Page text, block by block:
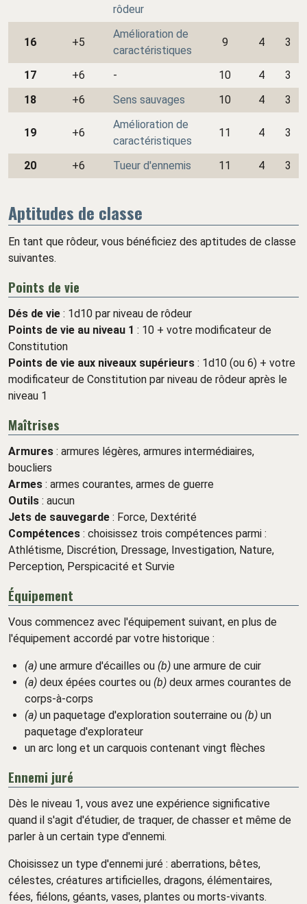
rôdeur
16 +5
Amélioration de
caractéristiques
9 4 3
17 +6 - 10 4
3
18
+6 Sens sauvages 10 4 3
19 +6
Amélioration de
caractéristiques
11 4 3
20 +6 Tueur d'ennemis 11 4 3
Aptitudes de classe
En tant que rôdeur, vous bénéficiez des aptitudes de classe
suivantes.
Points de vie
Dés de vie : 1d10 par niveau de rôdeur
Points de vie au niveau 1 : 10 + votre modificateur de
Constitution
Points de vie aux niveaux supérieurs : 1d10 (ou 6) + votre
modificateur de Constitution par niveau de rôdeur après le
niveau 1
Maîtrises
Armures : armures légères, armures intermédiaires,
boucliers
Armes : armes courantes, armes de guerre
Outils : aucun
Jets de sauvegarde : Force, Dextérité
Compétences : choisissez trois compétences parmi :
Athlétisme, Discrétion, Dressage, Investigation, Nature,
Perception, Perspicacité et Survie
Équipement
Vous commencez avec l'équipement suivant, en plus de
l'équipement accordé par votre historique :
(a) une armure d'écailles ou (b) une armure de cuir
(a) deux épées courtes ou (b) deux armes courantes de
corps-à-corps
(a) un paquetage d'exploration souterraine ou (b) un
paquetage d'explorateur
un arc long et un carquois contenant vingt flèches
Ennemi juré
Dès le niveau 1, vous avez une expérience significative
quand il s'agit d'étudier, de traquer, de chasser et même de
parler à un certain type d'ennemi.
Choisissez un type d'ennemi juré : aberrations, bêtes,
célestes, créatures artificielles, dragons, élémentaires,
fées, fiélons, géants, vases, plantes ou morts-vivants.